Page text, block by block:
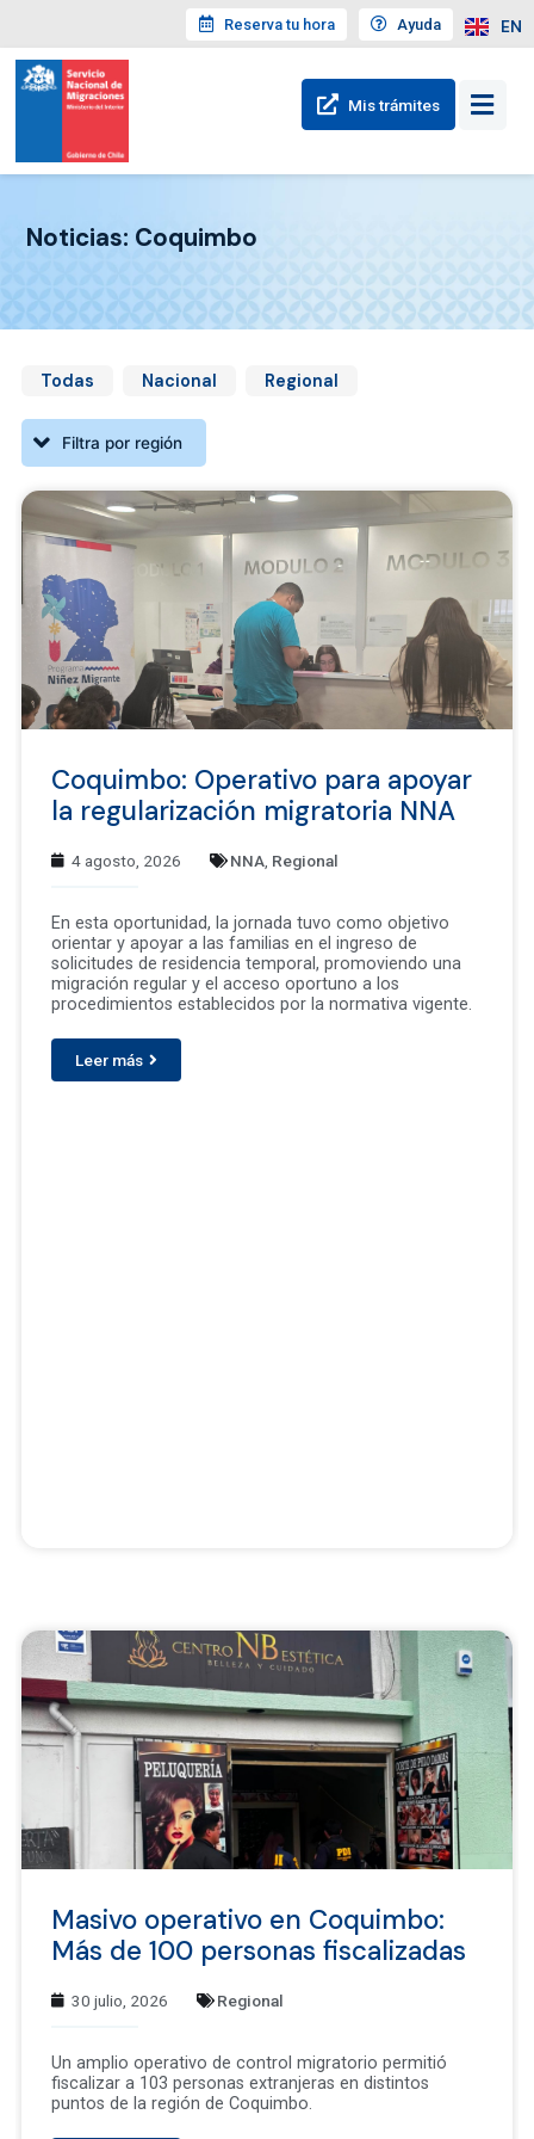
Reserva tu hora Ayuda EN
Mis trámites
Noticias: Coquimbo
Todas Nacional Regional
Coquimbo: Operativo para apoyar
la regularización migratoria NNA
4 agosto, 2026 NNA, Regional
En esta oportunidad, la jornada tuvo como objetivo
orientar y apoyar a las familias en el ingreso de
solicitudes de residencia temporal, promoviendo una
migración regular y el acceso oportuno a los
procedimientos establecidos por la normativa vigente.
Leer más
Masivo operativo en Coquimbo:
Más de 100 personas fiscalizadas
30 julio, 2026 Regional
Un amplio operativo de control migratorio permitió
fiscalizar a 103 personas extranjeras en distintos
puntos de la región de Coquimbo.